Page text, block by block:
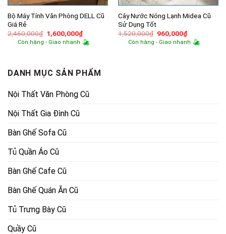
Bộ Máy Tính Văn Phòng DELL Cũ
Giá Rẻ
2,460,000₫ Giá
gốc
là:
1,600,000₫Giá
hiện
tại
Còn hàng - Giao nhanh
Cây Nước Nóng Lạnh Midea Cũ
Sử Dụng Tốt
1,520,000₫ Giá
gốc
là:
960,000₫Giá
hiện
tại
Còn hàng - Giao nhanh
DANH MỤC SẢN PHẨM
Nội Thất Văn Phòng Cũ
Nội Thất Gia Đình Cũ
Bàn Ghế Sofa Cũ
Tủ Quần Áo Cũ
Bàn Ghế Cafe Cũ
Bàn Ghế Quán Ăn Cũ
Tủ Trưng Bày Cũ
Quầy Cũ